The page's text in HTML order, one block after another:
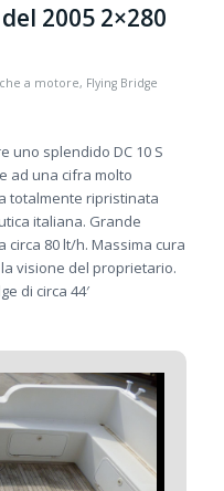
2005 2×280
a motore, Flying Bridge
uno splendido DC 10 S
ad una cifra molto
totalmente ripristinata
italiana. Grande
80 lt/h. Massima cura
visione del proprietario.
di circa 44′